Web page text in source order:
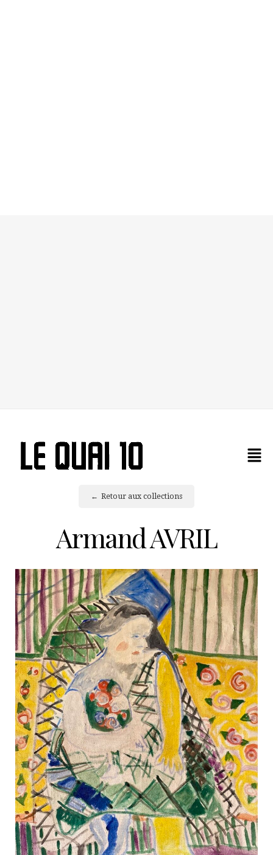
Retour aux collections
Armand AVRIL